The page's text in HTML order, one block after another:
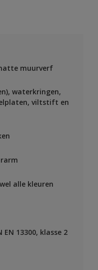
muurverf
waterkringen,
viltstift en
alle kleuren
13300, klasse 2